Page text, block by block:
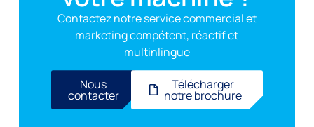
Contactez notre service commercial et
marketing compétent, réactif et
multinlingue
Nous
contacter
Télécharger
notre brochure